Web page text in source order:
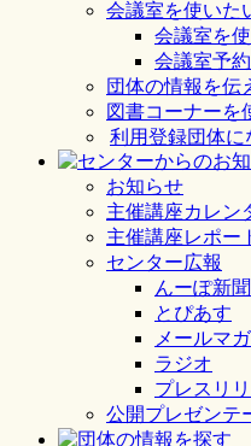
会議室を使いた
会議室を
会議室予
団体の情報を伝
図書コーナーを
利用登録団体に
お知らせ
主催講座カレン
主催講座レポー
センター広報
んーぽ新聞
とぴあす
メールマ
ラジオ
プレスリ
公開プレゼンテ